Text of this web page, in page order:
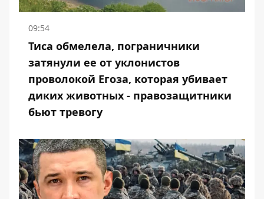
09:54
Тиса обмелела, пограничники
затянули ее от уклонистов
проволокой Егоза, которая убивает
диких животных - правозащитники
бьют тревогу